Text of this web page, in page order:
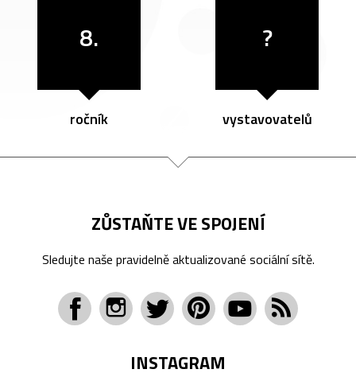
8.
ročník
?
vystavovatelů
ZŮSTAŇTE VE SPOJENÍ
Sledujte naše pravidelně aktualizované sociální sítě.
INSTAGRAM